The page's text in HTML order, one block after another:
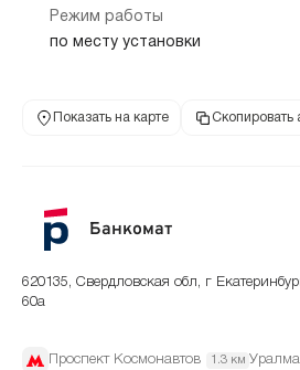
Режим работы
по месту установки
Показать на карте Скопировать
Банкомат
620135, Свердловская обл, г
60а
Проспект Космонавтов 1.3 км